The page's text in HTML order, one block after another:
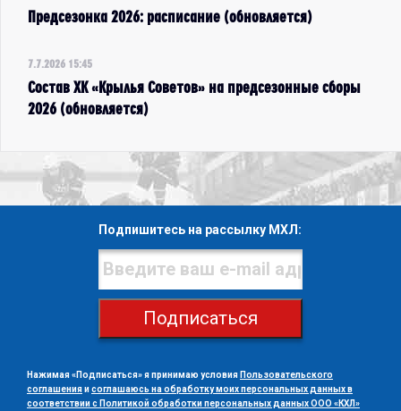
Предсезонка 2026: расписание (обновляется)
7.7.2026 15:45
Состав ХК «Крылья Советов» на предсезонные сборы
2026 (обновляется)
Подпишитесь на рассылку МХЛ:
Подписаться
Нажимая «Подписаться» я принимаю условия Пользовательского
соглашенияисоглашаюсь на обработку моих персональных данных в
соответствии с Политикой обработки персональных данных ООО «КХЛ»